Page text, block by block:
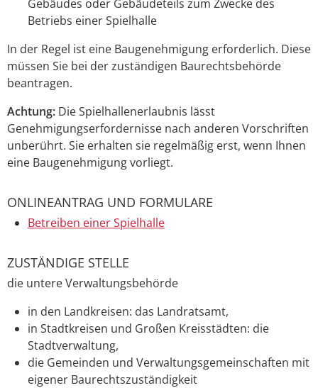
Gebäudes oder Gebäudeteils zum Zwecke des
Betriebs einer Spielhalle
In der Regel ist eine Baugenehmigung erforderlich. Diese
müssen Sie bei der zuständigen Baurechtsbehörde
beantragen.
Achtung: Die Spielhallenerlaubnis lässt
Genehmigungserfordernisse nach anderen Vorschriften
unberührt. Sie erhalten sie regelmäßig erst, wenn Ihnen
eine Baugenehmigung vorliegt.
ONLINEANTRAG UND FORMULARE
Betreiben einer Spielhalle
ZUSTÄNDIGE STELLE
die untere Verwaltungsbehörde
in den Landkreisen: das Landratsamt,
in Stadtkreisen und Großen Kreisstädten: die
Stadtverwaltung,
die Gemeinden und Verwaltungsgemeinschaften mit
eigener Baurechtszuständigkeit